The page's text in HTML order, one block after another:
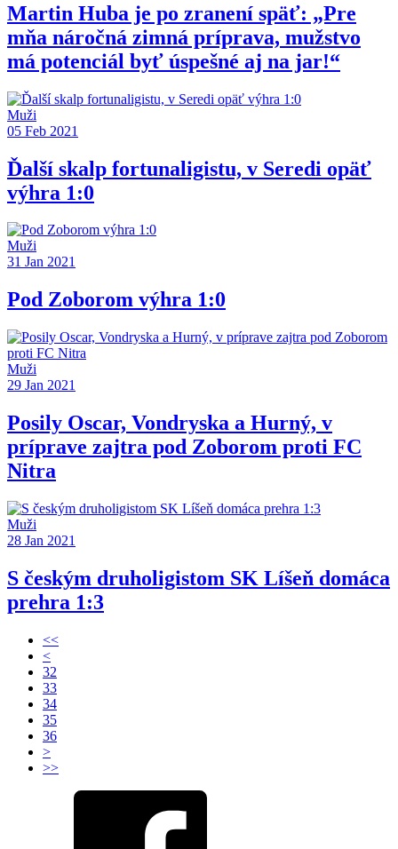
Martin Huba je po zranení späť: „Pre
mňa náročná zimná príprava, mužstvo
má potenciál byť úspešné aj na jar!“
Muži
05 Feb 2021
Ďalší skalp fortunaligistu, v Seredi opäť
výhra 1:0
Muži
31 Jan 2021
Pod Zoborom výhra 1:0
Muži
29 Jan 2021
Posily Oscar, Vondryska a Hurný, v
príprave zajtra pod Zoborom proti FC
Nitra
Muži
28 Jan 2021
S českým druholigistom SK Líšeň domáca
prehra 1:3
<<
<
32
33
34
35
36
>
>>